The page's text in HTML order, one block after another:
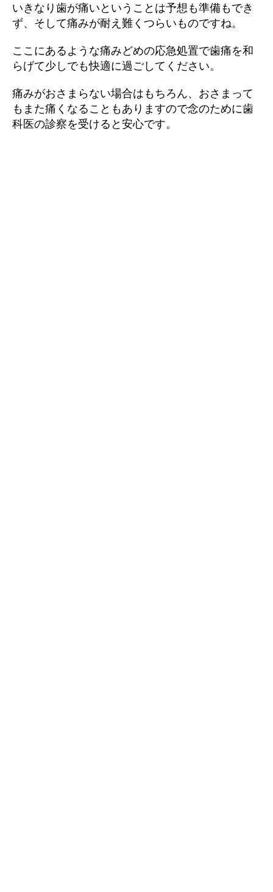
いきなり歯が痛いということは予想も準備もでき
ず、そして痛みが耐え難くつらいものですね。
ここにあるような痛みどめの応急処置で歯痛を和
らげて少しでも快適に過ごしてください。
痛みがおさまらない場合はもちろん、おさまって
もまた痛くなることもありますので念のために歯
科医の診察を受けると安心です。